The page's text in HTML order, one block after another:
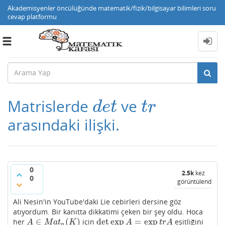
Akademisyenler öncülüğünde matematik/fizik/bilgisayar bilimleri soru
cevap platformu
Toggle
Matrislerde det
det vetr
tr
arasındaki ilişki.
0
0
2.5kkez
görüntülendi
Ali Nesin'in YouTube'daki Lie cebirleri dersine göz
atıyordum. Bir kanıtta dikkatimi çeken bir şey oldu. Hoca
her A ∈ Mat (K)
A∈M atn(K) içindetexp A = exp trA
detexpA =expt rA
eşitliğini